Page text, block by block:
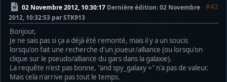
02 Novembre 2012, 10:30:17 #42
Dernière édition: 02 Novembre
2012, 10:32:53 par STK913
Bonjour,
Je ne sais pas si ça a déjà été remonté, mais il y a un soucis
lorsqu'on fait une recherche d'un joueur/alliance (ou lorsqu'on
clique sur le pseudo/alliance du gars dans la galaxie).
La requête n'est pas bonne, "and spy_galaxy =" n'a pas de valeur.
Mais cela n'arrive pas tout le temps.